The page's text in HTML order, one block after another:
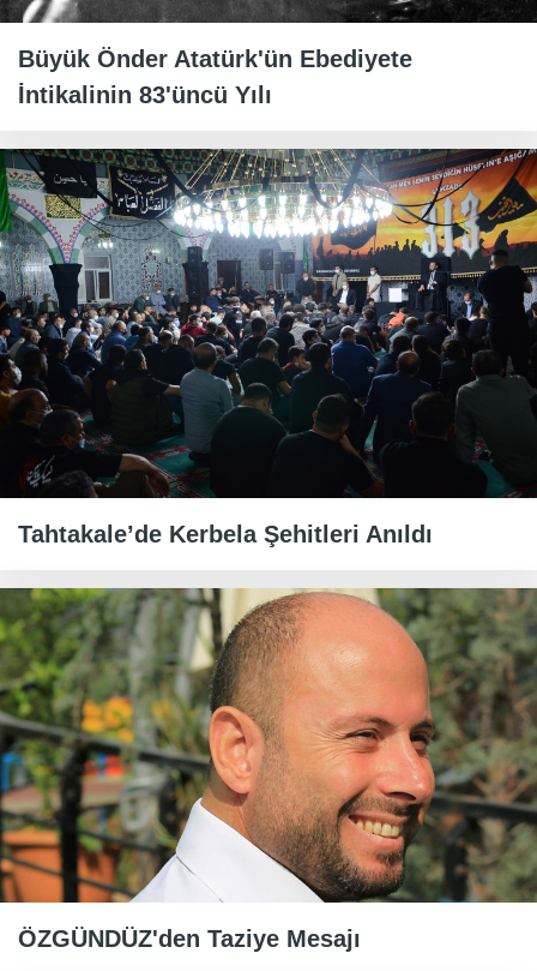
Büyük Önder Atatürk'ün Ebediyete
İntikalinin 83'üncü Yılı
Tahtakale’de Kerbela Şehitleri Anıldı
ÖZGÜNDÜZ'den Taziye Mesajı